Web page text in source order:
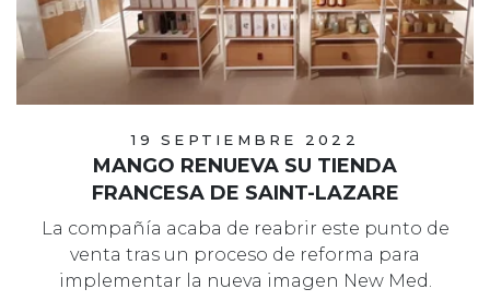
19 SEPTIEMBRE 2022
MANGO RENUEVA SU TIENDA
FRANCESA DE SAINT-LAZARE
La compañía acaba de reabrir este punto de
venta tras un proceso de reforma para
implementar la nueva imagen New Med.